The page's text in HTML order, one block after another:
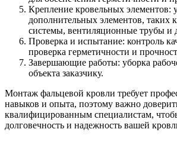
Крепление кровельных элементов:
дополнительных элементов, таких
системы, вентиляционные трубы и
Проверка и испытание: контроль
проверка герметичности и
Завершающие работы: уборка
объекта заказчику.
Монтаж фальцевой кровли требует
навыков и опыта, поэтому важно
квалифицированным специалистам,
долговечность и надежность вашей